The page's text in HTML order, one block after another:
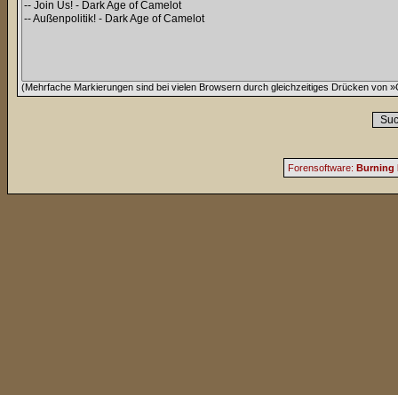
(Mehrfache Markierungen sind bei vielen Browsern durch gleichzeitiges Drücken von
Forensoftware: Burning